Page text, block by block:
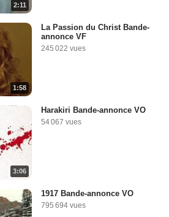
2:11
1:58
La Passion du Christ Bande-
annonce VF
245 022 vues
3:06
Harakiri Bande-annonce VO
54 067 vues
1917 Bande-annonce VO
795 694 vues